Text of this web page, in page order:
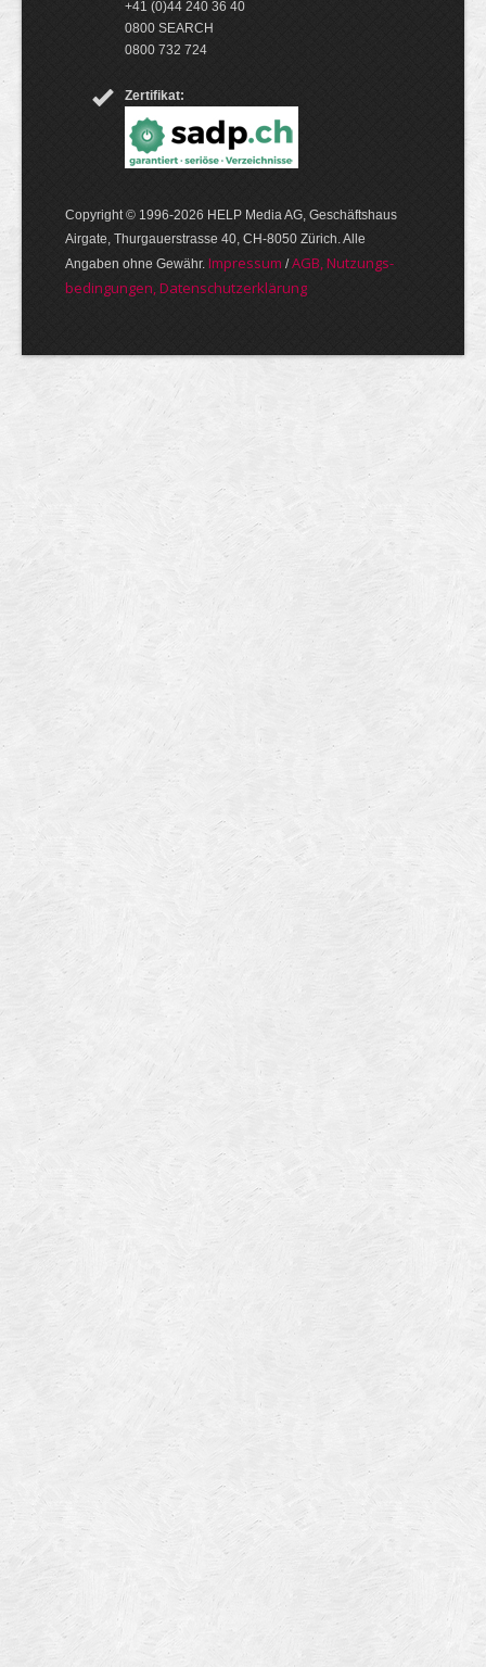
+41 (0)44 240 36 40
0800 SEARCH
0800 732 724
Zertifikat:
Copyright © 1996-2026 HELP Media AG, Geschäftshaus
Airgate, Thurgauer­strasse 40, CH-8050 Zürich. Alle
Angaben ohne Gewähr. Im­pres­sum /AGB, Nut­zungs­
bedin­gungen, Daten­schutz­er­klärung